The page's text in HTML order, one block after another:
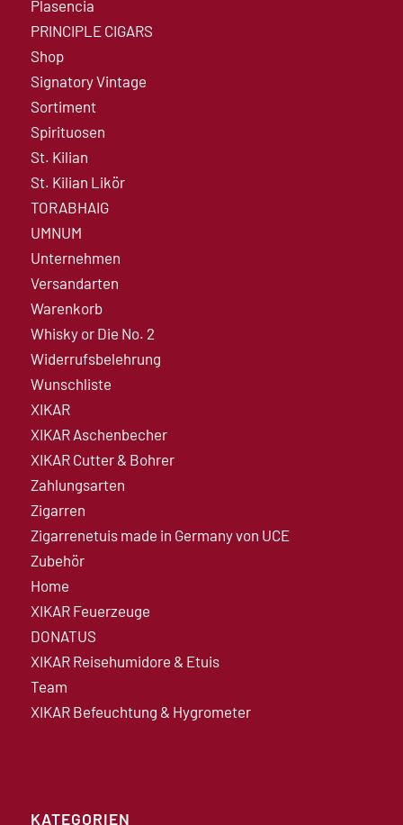
Plasencia
PRINCIPLE CIGARS
Shop
Signatory Vintage
Sortiment
Spirituosen
St. Kilian
St. Kilian Likör
TORABHAIG
UMNUM
Unternehmen
Versandarten
Warenkorb
Whisky or Die No. 2
Widerrufsbelehrung
Wunschliste
XIKAR
XIKAR Aschenbecher
XIKAR Cutter & Bohrer
Zahlungsarten
Zigarren
Zigarrenetuis made in Germany von UCE
Zubehör
Home
XIKAR Feuerzeuge
DONATUS
XIKAR Reisehumidore & Etuis
Team
XIKAR Befeuchtung & Hygrometer
KATEGORIEN